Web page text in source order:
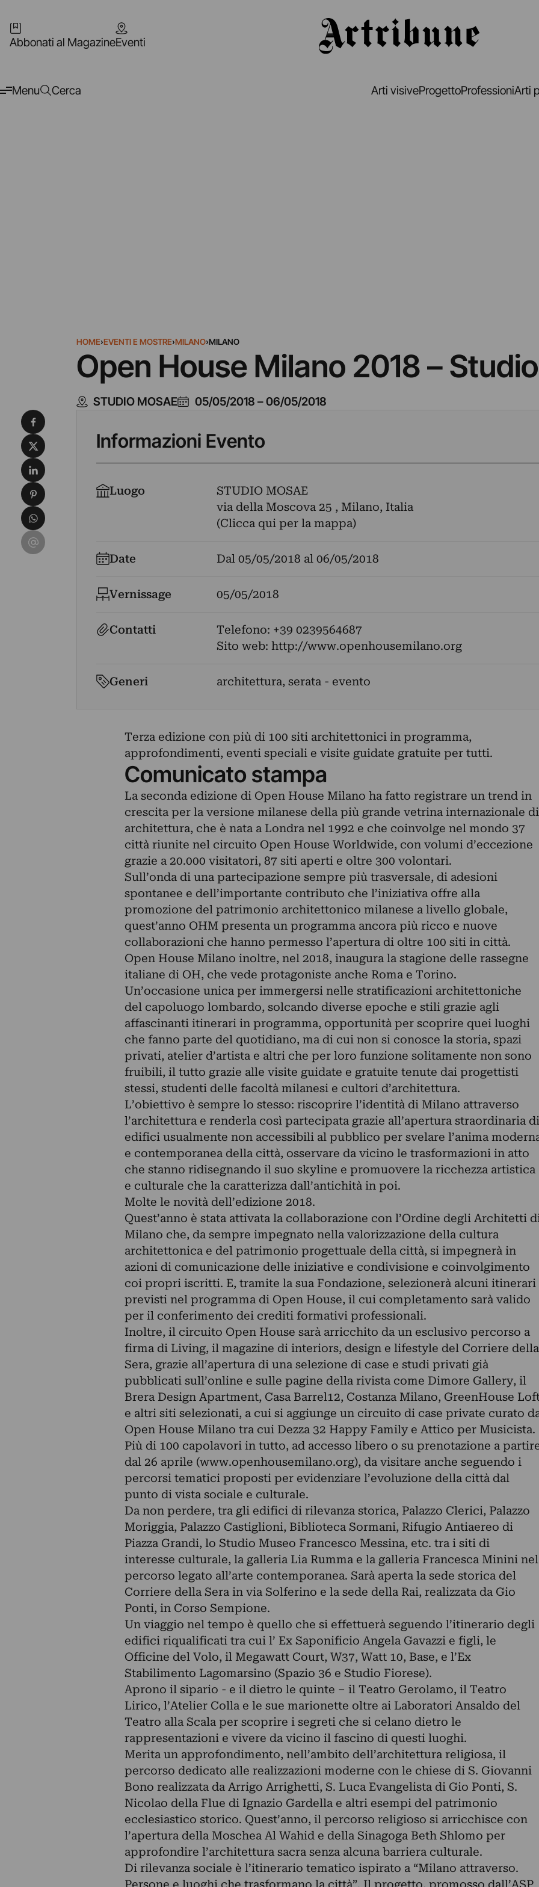
Abbonati al MagazineEventi
Menu Cerca Arti visiveProgettoProfessioniArti
HOME›EVENTI E MOSTRE›MILANO›MILANO
Open House Milano 2018 –
STUDIO MOSAE 05/05/2018 –06/05/2018
Informazioni Evento
Luogo
STUDIO MOSAE
via della Moscova 25 , Milano, Italia
(Clicca qui per la mappa)
Date Dal 05/05/2018 al 06/05/2018
Vernissage 05/05/2018
Contatti
Telefono: +39 0239564687
Sito web: http://www.openhousemilano.org
Generi architettura, serata - evento
Terza edizione con più di 100 siti architettonici in programma,
approfondimenti, eventi speciali e visite guidate gratuite per tutti.
Comunicato stampa
La seconda edizione di Open House Milano ha fatto registrare un trend in
crescita per la versione milanese della più grande vetrina internazionale di
architettura, che è nata a Londra nel 1992 e che coinvolge nel mondo 37
città riunite nel circuito Open House Worldwide, con volumi d’eccezione
grazie a 20.000 visitatori, 87 siti aperti e oltre 300 volontari.
Sull’onda di una partecipazione sempre più trasversale, di adesioni
spontanee e dell’importante contributo che l’iniziativa offre alla
promozione del patrimonio architettonico milanese a livello globale,
quest’anno OHM presenta un programma ancora più ricco e nuove
collaborazioni che hanno permesso l’apertura di oltre 100 siti in città.
Open House Milano inoltre, nel 2018, inaugura la stagione delle rassegne
italiane di OH, che vede protagoniste anche Roma e Torino.
Un’occasione unica per immergersi nelle stratificazioni architettoniche
del capoluogo lombardo, solcando diverse epoche e stili grazie agli
affascinanti itinerari in programma, opportunità per scoprire quei luoghi
che fanno parte del quotidiano, ma di cui non si conosce la storia, spazi
privati, atelier d’artista e altri che per loro funzione solitamente non sono
fruibili, il tutto grazie alle visite guidate e gratuite tenute dai progettisti
stessi, studenti delle facoltà milanesi e cultori d’architettura.
L’obiettivo è sempre lo stesso: riscoprire l’identità di Milano attraverso
l’architettura e renderla così partecipata grazie all’apertura straordinaria di
edifici usualmente non accessibili al pubblico per svelare l’anima
e contemporanea della città, osservare da vicino le trasformazioni in atto
che stanno ridisegnando il suo skyline e promuovere la ricchezza artistica
e culturale che la caratterizza dall’antichità in poi.
Molte le novità dell’edizione 2018.
Quest’anno è stata attivata la collaborazione con l’Ordine degli Architetti
Milano che, da sempre impegnato nella valorizzazione della cultura
architettonica e del patrimonio progettuale della città, si impegnerà in
azioni di comunicazione delle iniziative e condivisione e coinvolgimento
coi propri iscritti. E, tramite la sua Fondazione, selezionerà alcuni itinerari
previsti nel programma di Open House, il cui completamento sarà valido
per il conferimento dei crediti formativi professionali.
Inoltre, il circuito Open House sarà arricchito da un esclusivo percorso a
firma di Living, il magazine di interiors, design e lifestyle del Corriere della
Sera, grazie all’apertura di una selezione di case e studi privati già
pubblicati sull’online e sulle pagine della rivista come Dimore Gallery, il
Brera Design Apartment, Casa Barrel12, Costanza Milano, GreenHouse
e altri siti selezionati, a cui si aggiunge un circuito di case private curato
Open House Milano tra cui Dezza 32 Happy Family e Attico per Musicista.
Più di 100 capolavori in tutto, ad accesso libero o su prenotazione a
dal 26 aprile (www.openhousemilano.org), da visitare anche seguendo i
percorsi tematici proposti per evidenziare l’evoluzione della città dal
punto di vista sociale e culturale.
Da non perdere, tra gli edifici di rilevanza storica, Palazzo Clerici, Palazzo
Moriggia, Palazzo Castiglioni, Biblioteca Sormani, Rifugio Antiaereo di
Piazza Grandi, lo Studio Museo Francesco Messina, etc. tra i siti di
interesse culturale, la galleria Lia Rumma e la galleria Francesca Minini nel
percorso legato all’arte contemporanea. Sarà aperta la sede storica del
Corriere della Sera in via Solferino e la sede della Rai, realizzata da Gio
Ponti, in Corso Sempione.
Un viaggio nel tempo è quello che si effettuerà seguendo l’itinerario degli
edifici riqualificati tra cui l’ Ex Saponificio Angela Gavazzi e figli, le
Officine del Volo, il Megawatt Court, W37, Watt 10, Base, e l’Ex
Stabilimento Lagomarsino (Spazio 36 e Studio Fiorese).
Aprono il sipario - e il dietro le quinte – il Teatro Gerolamo, il Teatro
Lirico, l’Atelier Colla e le sue marionette oltre ai Laboratori Ansaldo del
Teatro alla Scala per scoprire i segreti che si celano dietro le
rappresentazioni e vivere da vicino il fascino di questi luoghi.
Merita un approfondimento, nell’ambito dell’architettura religiosa, il
percorso dedicato alle realizzazioni moderne con le chiese di S. Giovanni
Bono realizzata da Arrigo Arrighetti, S. Luca Evangelista di Gio Ponti, S.
Nicolao della Flue di Ignazio Gardella e altri esempi del patrimonio
ecclesiastico storico. Quest’anno, il percorso religioso si arricchisce con
l’apertura della Moschea Al Wahid e della Sinagoga Beth Shlomo per
approfondire l’architettura sacra senza alcuna barriera culturale.
Di rilevanza sociale è l’itinerario tematico ispirato a “Milano attraverso.
Condividi su Facebook
Condividi su X
Condividi su LinkedIn
Condividi su Pinterest
Condividi su WhatsApp
Condividi su Email